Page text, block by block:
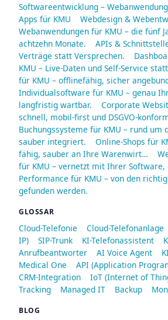
Softwareentwicklung –
Apps für KMU
Webdesign &
Webanwendungen für KMU – die fünf
achtzehn Monate.
APIs &
Verträge statt Versprechen.
KMU – Live-Daten und Self-Service
für KMU – offlinefähig, sicher
Individualsoftware für KMU – genau
langfristig wartbar.
Corporate
schnell, mobil-first und DSGVO-
Buchungssysteme für KMU – rund um
sauber integriert.
Online-Shops für
fähig, sauber an Ihre Warenwirt…
für KMU – vernetzt mit Ihrer
Performance für KMU – von den
gefunden werden.
GLOSSAR
Cloud-Telefonie Cloud-Telefonanlage
IP)
SIP-Trunk KI-Telefonassistent
Anrufbeantworter
AI Voice Agent
Medical One
API (Application
CRM-Integration
IoT (Internet of
Tracking
Managed IT Backup
BLOG